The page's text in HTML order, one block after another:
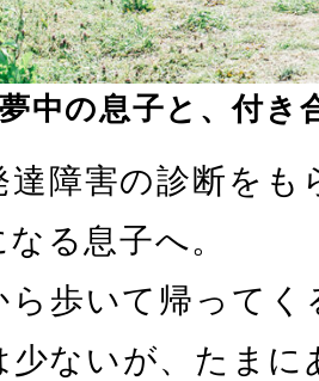
中の息子と、付き
障害の診断をも
る息子へ。
歩いて帰ってく
少ないが、たま